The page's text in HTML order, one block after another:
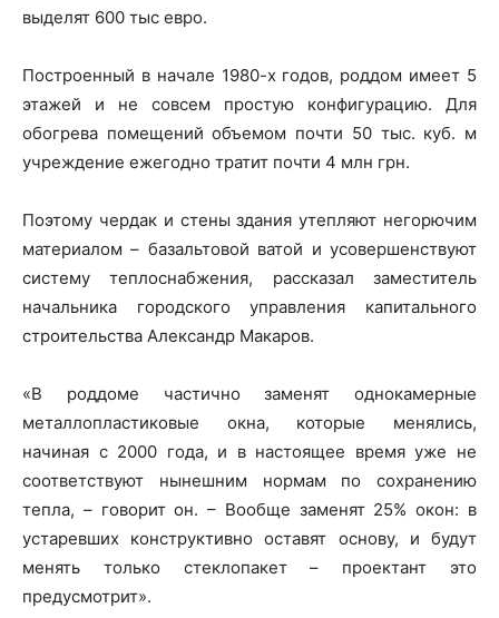
выделят 600 тыс евро.
Построенный в начале 1980-х годов, роддом имеет 5
этажей и не совсем простую конфигурацию. Для
обогрева помещений объемом почти 50 тыс. куб. м
учреждение ежегодно тратит почти 4 млн грн.
Поэтому чердак и стены здания утепляют негорючим
материалом – базальтовой ватой и усовершенствуют
систему теплоснабжения, рассказал заместитель
начальника городского управления капитального
строительства Александр Макаров.
«В роддоме частично заменят однокамерные
металлопластиковые окна, которые менялись,
начиная с 2000 года, и в настоящее время уже не
соответствуют нынешним нормам по сохранению
тепла, – говорит он. – Вообще заменят 25% окон: в
устаревших конструктивно оставят основу, и будут
менять только стеклопакет – проектант это
предусмотрит».